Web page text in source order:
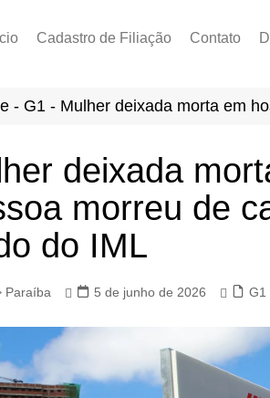
Cadastro de Filiação Contato
- G1 - Mulher deixada morta em
deixada
morreu de
do IML
Paraíba 5 de junho de 2026 G1